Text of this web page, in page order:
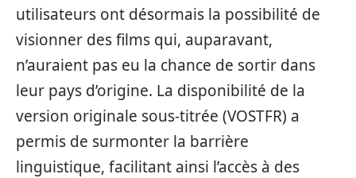
utilisateurs ont désormais la possibilité de
visionner des films qui, auparavant,
n’auraient pas eu la chance de sortir dans
leur pays d’origine. La disponibilité de la
version originale sous-titrée (VOSTFR) a
permis de surmonter la barrière
linguistique, facilitant ainsi l’accès à des